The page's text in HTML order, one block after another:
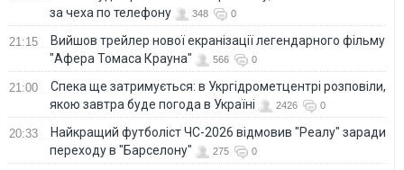
за чеха по телефону
348 0
21:15
Вийшов трейлер нової екранізації легендарного фільму
"Афера Томаса Крауна"
566 0
21:00
Спека ще затримується: в Укргідрометцентрі розповіли,
якою завтра буде погода в Україні
2426 0
20:33
Найкращий футболіст ЧС-2026 відмовив "Реалу" заради
переходу в "Барселону"
275 0